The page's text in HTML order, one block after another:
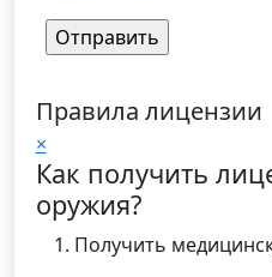
Правила лицензии
×
Как получить
оружия?
Получить